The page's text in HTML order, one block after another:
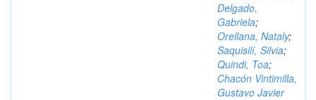
Delgado,
Gabriela;
Orellana, Nataly;
Saquisilí, Silvia;
Quindi, Toa;
Chacón Vintimilla,
Gustavo Javier